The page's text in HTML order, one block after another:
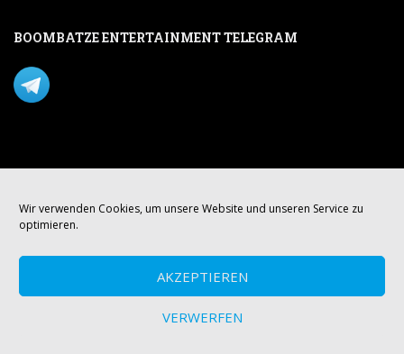
Wir verwenden Cookies, um unsere Website und unseren Service zu
optimieren.
AKZEPTIEREN
VERWERFEN
BOOMBATZE ENTERTAINMENT TELEGRAM